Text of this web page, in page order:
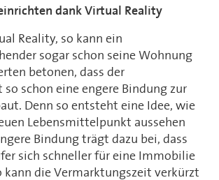
dank Virtual Reality
Reality, so kann ein
sogar schon seine Wohnung
betonen, dass der
so schon eine engere Bindung zur
Denn so entsteht eine Idee, wie
Lebensmittelpunkt aussehen
Bindung trägt dazu bei, dass
sich schneller für eine Immobilie
kann die Vermarktungszeit verkürzt